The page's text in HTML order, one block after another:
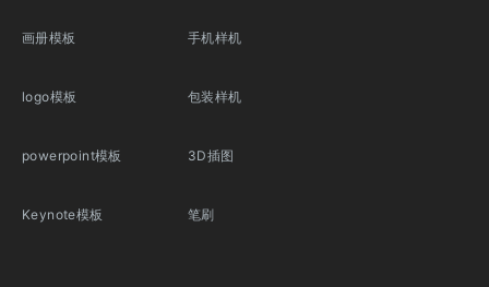
画册模板
logo模板
powerpoint模板
Keynote模板
手机样机
包装样机
3D插图
笔刷